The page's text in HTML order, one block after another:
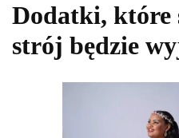
Dodatki, które
strój będzie